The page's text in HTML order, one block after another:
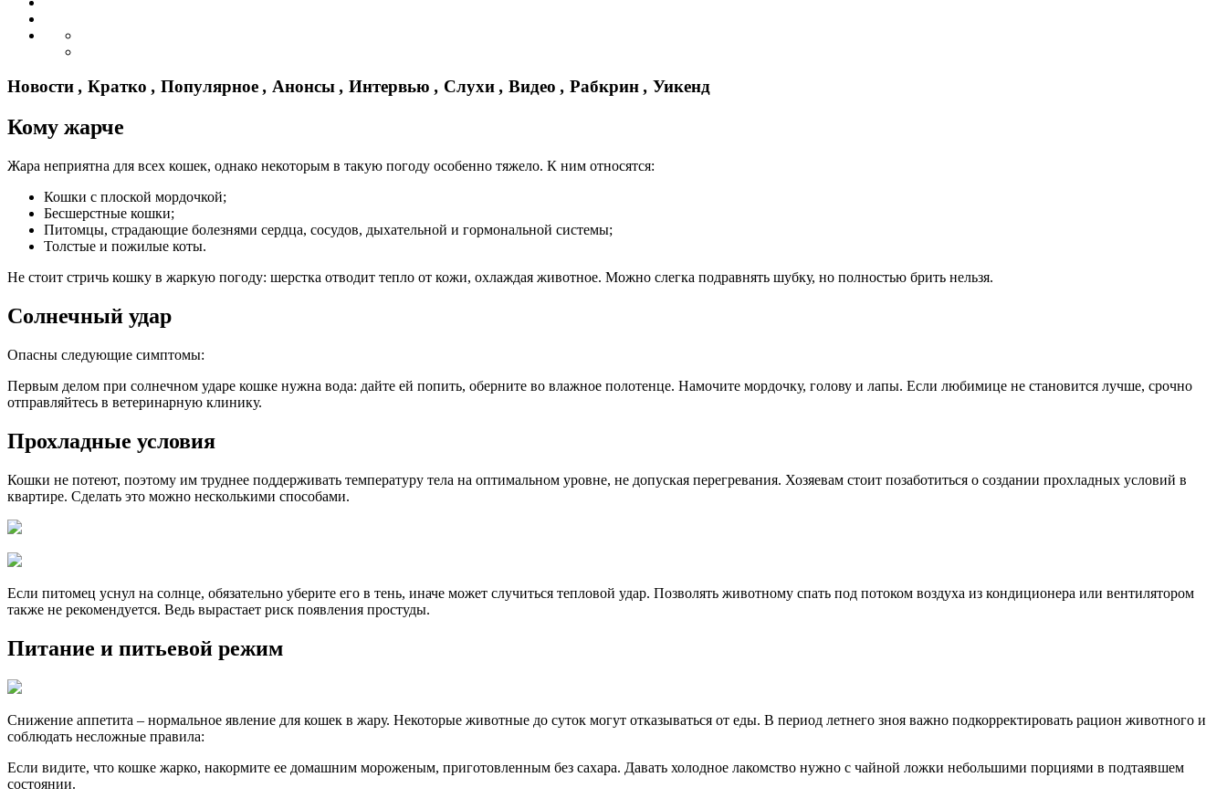
Новости , Кратко , Популярное , Анонсы , Интервью , Слухи , Видео , Рабкрин , Уикенд
Кому жарче
Жара неприятна для всех кошек, однако некоторым в такую погоду особенно тяжело. К ним относятся:
Кошки с плоской мордочкой;
Бесшерстные кошки;
Питомцы, страдающие болезнями сердца, сосудов, дыхательной и гормональной системы;
Толстые и пожилые коты.
Не стоит стричь кошку в жаркую погоду: шерстка отводит тепло от кожи, охлаждая животное. Можно слегка подравнять шубку, но полностью брить нельзя.
Солнечный удар
Опасны следующие симптомы:
Первым делом при солнечном ударе кошке нужна вода: дайте ей попить, оберните во влажное полотенце. Намочите мордочку, голову и лапы. Если любимице не становится лучше, срочно
отправляйтесь в ветеринарную клинику.
Прохладные условия
Кошки не потеют, поэтому им труднее поддерживать температуру тела на оптимальном уровне, не допуская перегревания. Хозяевам стоит позаботиться о создании прохладных условий в
квартире. Сделать это можно несколькими способами.
Если питомец уснул на солнце, обязательно уберите его в тень, иначе может случиться тепловой удар. Позволять животному спать под потоком воздуха из кондиционера или вентилятором
также не рекомендуется. Ведь вырастает риск появления простуды.
Питание и питьевой режим
Снижение аппетита – нормальное явление для кошек в жару. Некоторые животные до суток могут отказываться от еды. В период летнего зноя важно подкорректировать рацион животного и
соблюдать несложные правила:
Если видите, что кошке жарко, накормите ее домашним мороженым, приготовленным без сахара. Давать холодное лакомство нужно с чайной ложки небольшими порциями в подтаявшем
состоянии.